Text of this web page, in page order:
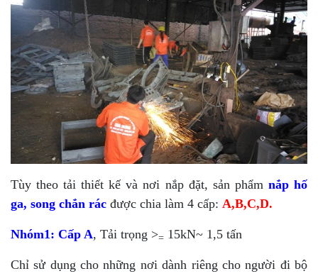
Tùy theo tải thiết kế và nơi nắp đặt, sản phẩm nắp hố
ga, song chắn rác được chia làm 4 cấp: A,B,C,D.
Nhóm1: Cấp A, Tải trọng >= 15kN~ 1,5 tấn
Chỉ sử dụng cho những nơi dành riêng cho người đi bộ